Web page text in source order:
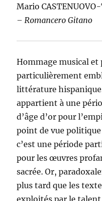
Mario CASTENUOVO-
– Romancero Gitano
Hommage musical et
particulièrement
littérature
appartient à une
d’âge d’or pour
point de vue
c’est une période
pour les œuvres
sacrée. Or,
plus tard que les
exploités par le